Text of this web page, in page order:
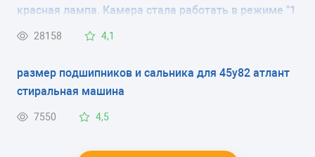
РАЗМОРАЖИВАНИЕ ХОЛОДИЛЬНОЙ КАМЕРЫ
капельная система
ЭНЕРГОПОТРЕБЛЕНИЕ
красная лампа. Камера стала работать в режиме "1
минуту работает, 5 минут нет" и так постоянно, при
28158 4,1
размер подшипников и сальника для 45у82 атлант
стиральная машина
7550 4,5